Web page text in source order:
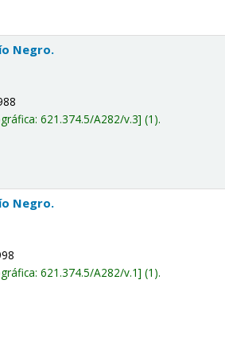
Negro.
621.374.5/A282/v.3 (1).
Negro.
621.374.5/A282/v.1 (1).